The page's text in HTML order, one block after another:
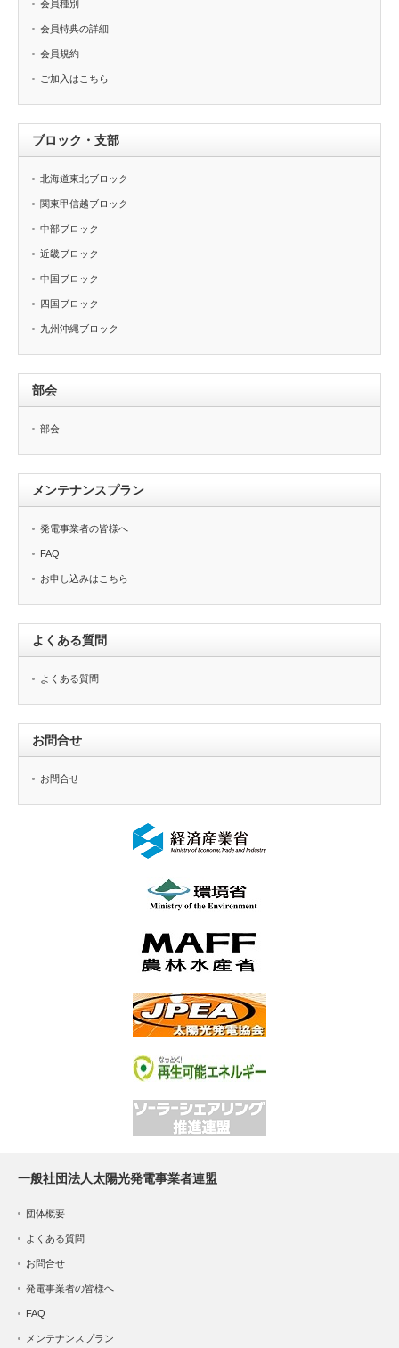
会員種別
会員特典の詳細
会員規約
ご加入はこちら
ブロック・支部
北海道東北ブロック
関東甲信越ブロック
中部ブロック
近畿ブロック
中国ブロック
四国ブロック
九州沖縄ブロック
部会
部会
メンテナンスプラン
発電事業者の皆様へ
FAQ
お申し込みはこちら
よくある質問
よくある質問
お問合せ
お問合せ
一般社団法人太陽光発電事業者連盟
団体概要
よくある質問
お問合せ
発電事業者の皆様へ
FAQ
メンテナンスプラン